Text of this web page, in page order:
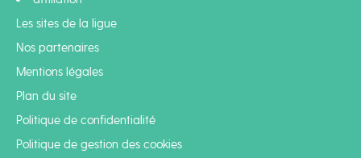
Les sites de la ligue
Nos partenaires
Mentions légales
Plan du site
Politique de confidentialité
Politique de gestion des cookies